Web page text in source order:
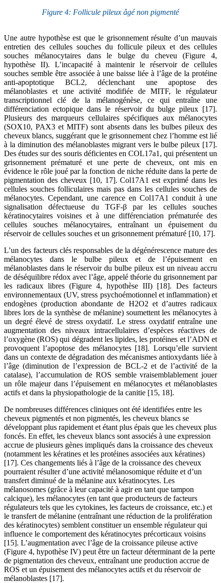
Figure 4: Follicule pileux âgé non pigmenté
Une autre hypothèse est que le grisonnement résulte d’un mauvais
entretien des cellules souches du follicule pileux et des cellules
souches mélanocytaires dans le bulge du cheveu (Figure 4,
hypothèse II). L’incapacité à maintenir le réservoir de cellules
souches semble être associée à une baisse liée à l’âge de la protéine
anti-apoptotique BCL2, déclenchant une apoptose des
mélanoblastes et une activité modifiée de MITF, le régulateur
transcriptionnel clé de la mélanogénèse, ce qui entraîne une
différenciation ectopique dans le réservoir du bulge pileux [17].
Plusieurs des marqueurs cellulaires spécifiques aux mélanocytes
(SOX10, PAX3 et MITF) sont absents dans les bulbes pileux des
cheveux blancs, suggérant que le grisonnement chez l’homme est lié
à la diminution des mélanoblastes migrant vers le bulbe pileux [17].
Des études sur des souris déficientes en COL17a1, qui présentent un
grisonnement prématuré et une perte de cheveux, ont mis en
évidence le rôle joué par la fonction de niche réduite dans la perte de
pigmentation des cheveux [10, 17]. Col17A1 est exprimé dans les
cellules souches folliculaires mais pas dans les cellules souches de
mélanocytes. Cependant, une carence en Col17A1 conduit à une
signalisation défectueuse du TGF-β par les cellules souches
kératinocytaires voisines et à une différenciation prématurée des
cellules souches mélanocytaires, entraînant un épuisement du
réservoir de cellules souches et un grisonnement prématuré [10, 17].
L’un des facteurs clés responsables de la dégénérescence mature des
mélanocytes dans le bulbe pileux et de l’épuisement en
mélanoblastes dans le réservoir du bulbe pileux est un niveau accru
de déséquilibre rédox avec l’âge, appelé théorie du grisonnement par
les radicaux libres (Figure 4, hypothèse III) [18]. Des facteurs
environnementaux (UV, stress psychoémotionnel et inflammation) et
endogènes (production abondante de H2O2 et d’autres radicaux
libres lors de la synthèse de mélanine) soumettent les mélanocytes à
un degré élevé de stress oxydatif. Le stress oxydatif entraîne une
augmentation des niveaux intracellulaires d’espèces réactives de
l’oxygène (ROS) qui dégradent les lipides, les protéines et l’ADN et
provoquent l’apoptose des mélanocytes [18]. Lorsqu’elle survient
dans un contexte de dégradation des mécanismes antioxydants liée à
l’âge (diminution de l’expression de BCL-2 et de l’activité de la
catalase), l’accumulation de ROS semble vraisemblablement jouer
un rôle majeur dans l’épuisement en mélanocytes et mélanoblastes
actifs et dans la physiopathologie de la canitie [15, 18].
De nombreuses différences cliniques ont été identifiées entre les
cheveux pigmentés et non pigmentés, les cheveux blancs se
développant plus rapidement et étant plus épais que les cheveux plus
foncés. En effet, les cheveux blancs sont associés à une expression
accrue de plusieurs gènes impliqués dans la croissance des cheveux
(notamment les kératines et les protéines associées aux kératines)
[17]. Ces changements liés à l’âge de la croissance des cheveux
pourraient résulter d’une activité mélanosomique réduite et d’un
transfert diminué de la mélanine aux kératinocytes. Les
mélanosomes (grâce à leur capacité à agir en tant que tampon
calcique), les mélanocytes (en tant que producteurs de facteurs
régulateurs tels que les cytokines, les facteurs de croissance, etc.) et
le transfert de mélanine (entraînant une réduction de la prolifération
des kératinocytes) semblent constituer un ensemble régulateur qui
influence le comportement des kératinocytes précorticaux voisins
[15]. L’augmentation avec l’âge de la croissance pileuse active
(Figure 4, hypothèse IV) peut être un facteur déterminant de la perte
de pigmentation des cheveux, entraînant une production accrue de
ROS et un épuisement des mélanocytes actifs et du réservoir de
mélanoblastes [17].